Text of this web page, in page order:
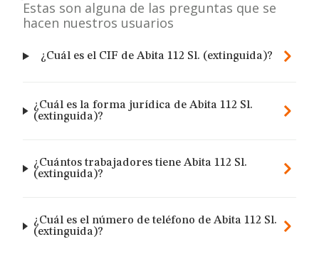
Estas son alguna de las preguntas que se
hacen nuestros usuarios
¿Cuál es el CIF de Abita 112 Sl. (extinguida)?
¿Cuál es la forma jurídica de Abita 112 Sl.
(extinguida)?
¿Cuántos trabajadores tiene Abita 112 Sl.
(extinguida)?
¿Cuál es el número de teléfono de Abita 112 Sl.
(extinguida)?